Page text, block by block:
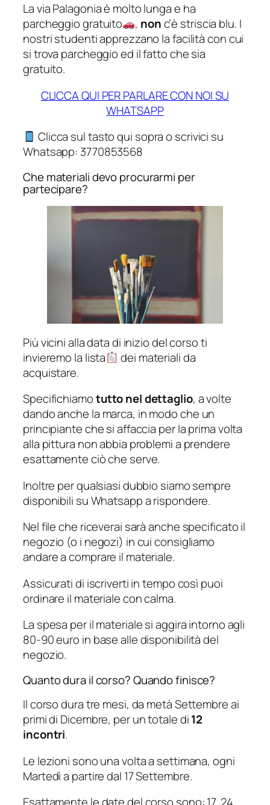
La via Palagonia è molto lunga e ha
parcheggio gratuito
, nonc’è striscia blu. I
nostri studenti apprezzano la facilità con cui
si trova parcheggio ed il fatto che sia
gratuito.
CLICCA QUI PER PARLARE CON NOI SU
WHATSAPP
Clicca sul tasto qui sopra o scrivici su
Whatsapp: 3770853568
Che materiali devo procurarmi per
partecipare?
Più vicini alla data di inizio del corso ti
invieremo la lista
dei materiali da
acquistare.
Specifichiamotutto nel dettaglio, a volte
dando anche la marca, in modo che un
principiante che si affaccia per la prima volta
alla pittura non abbia problemi a prendere
esattamente ciò che serve.
Inoltre per qualsiasi dubbio siamo sempre
disponibili su Whatsapp a rispondere.
Nel file che riceverai sarà anche specificato il
negozio (o i negozi) in cui consigliamo
andare a comprare il materiale.
Assicurati di iscriverti in tempo così puoi
ordinare il materiale con calma.
La spesa per il materiale si aggira intorno agli
80-90 euro in base alle disponibilità del
negozio.
Quanto dura il corso? Quando finisce?
Il corso dura tre mesi, da metà Settembre ai
primi di Dicembre, per un totale di12
incontri.
Le lezioni sono una volta a settimana, ogni
Martedì a partire dal 17 Settembre.